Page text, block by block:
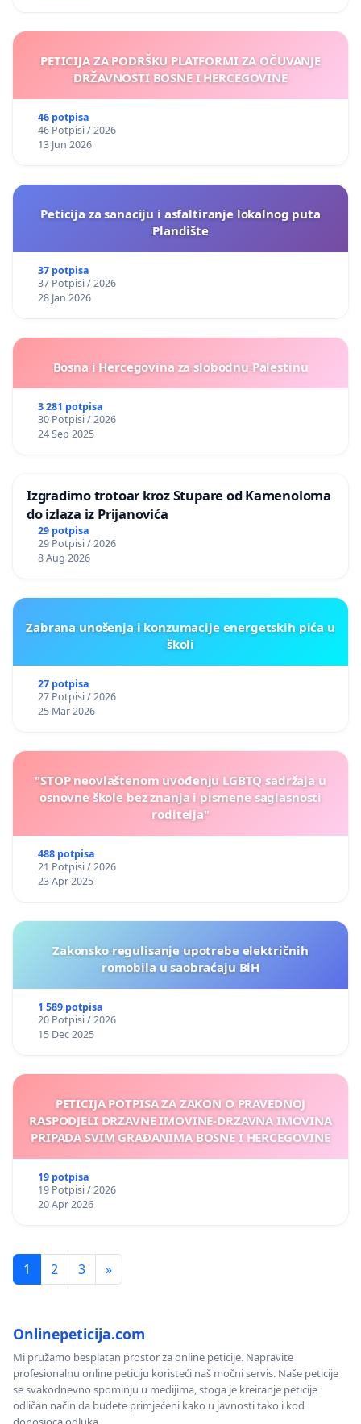
PETICIJA ZA PODRŠKU PLATFORMI ZA OČUVANJE
DRŽAVNOSTI BOSNE I HERCEGOVINE
46 potpisa
46 Potpisi / 2026
13 Jun 2026
Peticija za sanaciju i asfaltiranje lokalnog puta
Plandište
37 potpisa
37 Potpisi / 2026
28 Jan 2026
Bosna i Hercegovina za slobodnu Palestinu
3 281 potpisa
30 Potpisi / 2026
24 Sep 2025
Izgradimo trotoar kroz Stupare od Kamenoloma
do izlaza iz Prijanovića
29 potpisa
29 Potpisi / 2026
8 Aug 2026
Zabrana unošenja i konzumacije energetskih pića u
školi
27 potpisa
27 Potpisi / 2026
25 Mar 2026
"STOP neovlaštenom uvođenju LGBTQ sadržaja u
osnovne škole bez znanja i pismene saglasnosti
roditelja"
488 potpisa
21 Potpisi / 2026
23 Apr 2025
Zakonsko regulisanje upotrebe električnih
romobila u saobraćaju BiH
1 589 potpisa
20 Potpisi / 2026
15 Dec 2025
PETICIJA POTPISA ZA ZAKON O PRAVEDNOJ
RASPODJELI DRZAVNE IMOVINE-DRZAVNA IMOVINA
PRIPADA SVIM GRAĐANIMA BOSNE I HERCEGOVINE
19 potpisa
19 Potpisi / 2026
20 Apr 2026
1 2 3 »
Onlinepeticija.com
Mi pružamo besplatan prostor za online peticije. Napravite
profesionalnu online peticiju koristeći naš močni servis. Naše peticije
se svakodnevno spominju u medijima, stoga je kreiranje peticije
odličan način da budete primjećeni kako u javnosti tako i kod